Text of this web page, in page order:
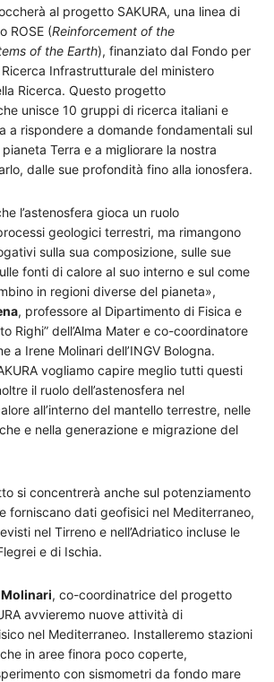
al progetto SAKURA, una linea di
ROSE (Reinforcement of the
of the Earth), finanziato dal Fondo per
Infrastrutturale del ministero
Ricerca. Questo progetto
unisce 10 gruppi di ricerca italiani e
a rispondere a domande fondamentali sul
Terra e a migliorare la nostra
dalle sue profondità fino alla ionosfera.
l’astenosfera gioca un ruolo
geologici terrestri, ma rimangono
sulla sua composizione, sulle sue
fonti di calore al suo interno e sul come
in regioni diverse del pianeta»,
, professore al Dipartimento di Fisica e
Righi” dell’Alma Mater e co-coordinatore
a Irene Molinari dell’INGV Bologna.
vogliamo capire meglio tutti questi
il ruolo dell’astenosfera nel
all’interno del mantello terrestre, nelle
e nella generazione e migrazione del
si concentrerà anche sul potenziamento
forniscano dati geofisici nel Mediterraneo,
nel Tirreno e nell’Adriatico incluse le
e di Ischia.
, co-coordinatrice del progetto
avvieremo nuove attività di
nel Mediterraneo. Installeremo stazioni
in aree finora poco coperte,
con sismometri da fondo mare